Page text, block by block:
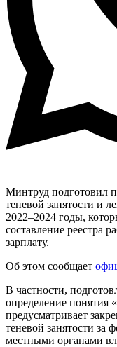
Минтруд подготовил
теневой занятости и
2022–2024 годы,
составление реестра
зарплату.
Об этом сообщает
В частности,
определение понятия
предусматривает
теневой занятости за
местными органами